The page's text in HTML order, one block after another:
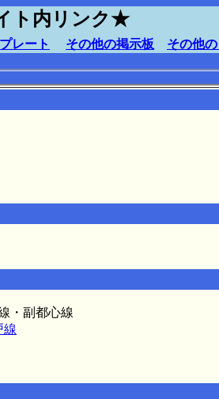
ト内リンク★
レート その他の掲示板 その他
・副都心線
線